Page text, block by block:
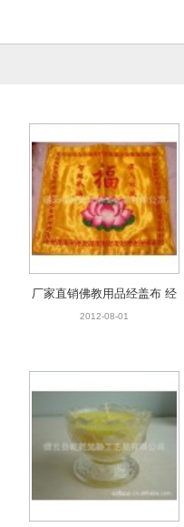
厂家直销佛教用品经盖布 经
盖 佛教用品批发 绣品潮绣批
2012-08-01